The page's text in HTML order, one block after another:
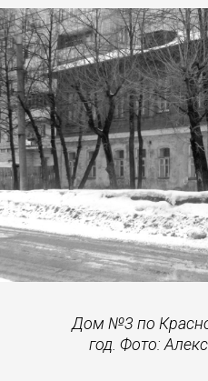
Дом №3 по
год. Фото: